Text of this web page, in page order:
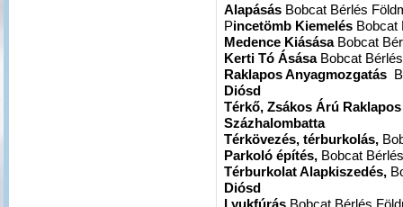
Alapásás Bobcat Bérlés
Pincetömb Kiemelés Bobcat
Medence KiásásaBobcat
Kerti Tó ÁsásaBobcat
Raklapos Anyagmozgatás
Diósd
Térkő, Zsákos Árú
Százhalombatta
Térkövezés, térburkolás,
Parkoló építés, Bobcat
Térburkolat Alapkiszedés,
Diósd
Lyukfúrás Bobcat Bérlés